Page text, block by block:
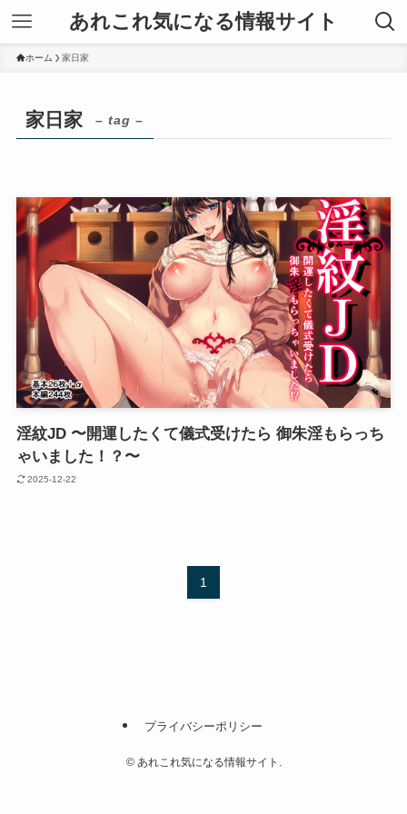
あれこれ気になる情報サイト
ホーム 家日家
家日家 – tag –
淫紋JD 〜開運したくて儀式受けたら 御朱淫もらっち
ゃいました！？〜
2025-12-22
1
プライバシーポリシー
©あれこれ気になる情報サイト.